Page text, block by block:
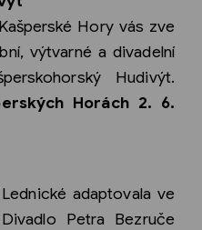
Hory vás zve
výtvarné a divadelní
Hudivýt.
Horách 2. 6.
adaptovala ve
Petra Bezruče